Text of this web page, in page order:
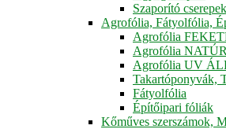
Szaporító
Agrofólia, Fátyolfólia,
Agrofólia
Agrofólia NATÚR
Agrofólia UV
Takartóponyvák,
Fátyolfólia
Építőipari fóliák
Kőműves szerszámok,